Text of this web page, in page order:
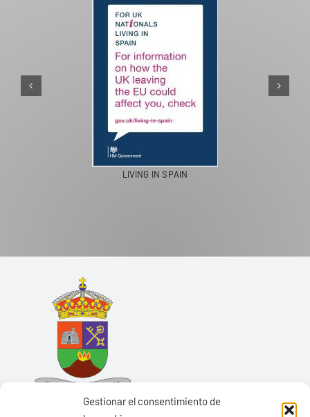
Gestionar el consentimiento de
LIVING IN SPAIN